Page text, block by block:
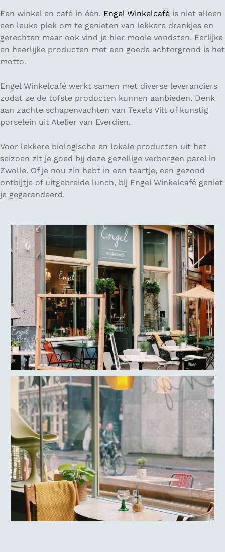
Een winkel en café in één. Engel Winkelcafé is niet alleen
een leuke plek om te genieten van lekkere drankjes en
gerechten maar ook vind je hier mooie vondsten. Eerlijke
en heerlijke producten met een goede achtergrond is het
motto.
Engel Winkelcafé werkt samen met diverse leveranciers
zodat ze de tofste producten kunnen aanbieden. Denk
aan zachte schapenvachten van Texels Vilt of kunstig
porselein uit Atelier van Everdien.
Voor lekkere biologische en lokale producten uit het
seizoen zit je goed bij deze gezellige verborgen parel in
Zwolle. Of je nou zin hebt in een taartje, een gezond
ontbijtje of uitgebreide lunch, bij Engel Winkelcafé geniet
je gegarandeerd.